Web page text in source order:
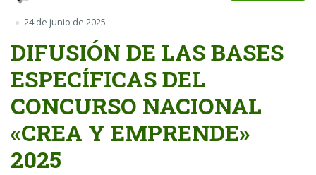
24 de junio de 2025
DIFUSIÓN DE LAS BASES
ESPECÍFICAS DEL
CONCURSO NACIONAL
«CREA Y EMPRENDE»
2025